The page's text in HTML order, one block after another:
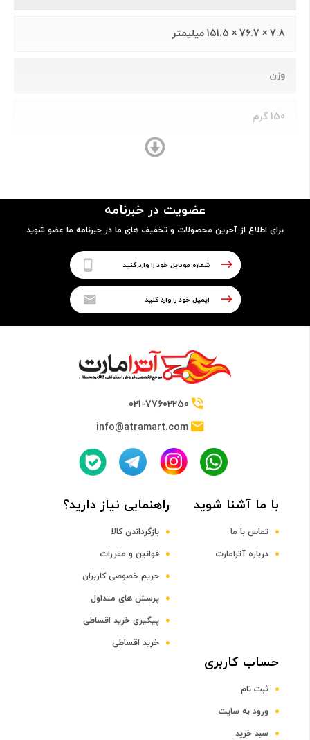
7.8 × 76.7 × 151.5 ميلیمتر
وزن
150 گرم
- فلز (آلومینیوم)
- کاربرد شیار دوم برای سیم‌کارت یا کارت حافظه‌ی جانبی
- مجهز به حس‌گر اثر انگشت
نوع پردازنده
Qualcomm MSM8953 Snapdragon 625 Chipset
پردازنده مرکزی
Quad-Core Cortex-A53 CPU
Adreno 506 GPU
صفحه نمایش
عضویت در خبرنامه
برای اطلاع از آخرین محصولات و تخفیف های ما در خبرنامه ما عضو شوید
021-77602250
info@atramart.com
با ما آشنا شوید
تماس با ما
درباره آترامارت
راهنمایی نیاز دارید؟
بازگرداندن کالا
قوانین و مقررات
حریم خصوصی کاربران
پرسش های متداول
پیگیری خرید اقساطی
خرید اقساطی
حساب کاربری
ثبت نام
ورود به سایت
سبد خرید